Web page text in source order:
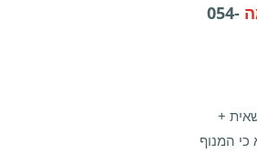
054-
+
כי המנוף